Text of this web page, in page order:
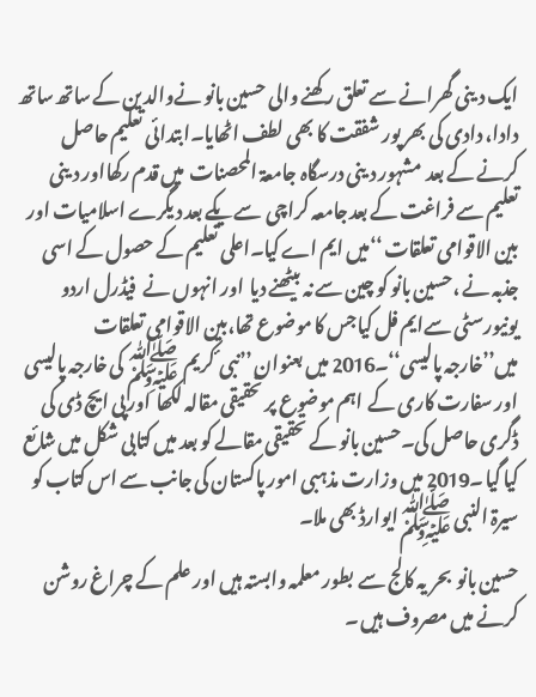
ایک دینی گھرانے سے تعلق رکھنے والی حسین بانو نےوالدین کے ساتھ ساتھ
دادا، دادی کی بھرپور شفقت کا بھی لطف اٹھایا۔ابتدائی تعلیم حاصل
کرنے کے بعد مشہور دینی درسگاہ جامعۃ المحصنات میں قدم رکھااور دینی
تعلیم سے فراغت کے بعد جامعہ کراچی سے یکے بعد دیگرے اسلامیات اور
بین الاقوامی تعلقات ‘‘میں ایم اے کیا۔اعلی تعلیم کے حصول کے اسی
جذبہ نے ،حسین بانو کو چین سے نہ بیٹھنے دیا اور انہوں نے فیڈرل اردو
یونیورسٹی سےایم فل کیاجس کا موضوع تھا،بین الاقوامی تعلقات
میں’’خارجہ پالیسی‘‘۔2016 میں بعنوان ’’نبی ٔ کریم ﷺ کی خارجہ پالیسی
اور سفارت کاری کے اہم موضوع پر تحقیقی مقالہ لکھا اور پی ایچ ڈی کی
ڈگری حاصل کی۔حسین بانو کے تحقیقی مقالے کو بعد میں کتابی شکل میں شائع
کیا گیا ۔2019 میں وزارت مذہبی امور پاکستان کی جانب سے اس کتاب کو
سیرۃ النبی ﷺایوارڈ بھی ملا۔
حسین بانو بحریہ کالج سے بطور معلمہ وابستہ ہیں اور علم کے چراغ روشن
کرنے میں مصروف ہیں ۔